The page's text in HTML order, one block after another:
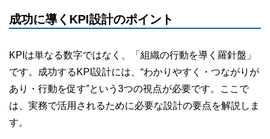
成功に導くKPI設計のポイント
KPIは単なる数字ではなく、「組織の行動を導く羅針盤」
です。成功するKPI設計には、“わかりやすく・つながりが
あり・行動を促す”という3つの視点が必要です。ここで
は、実務で活用されるために必要な設計の要点を解説しま
す。